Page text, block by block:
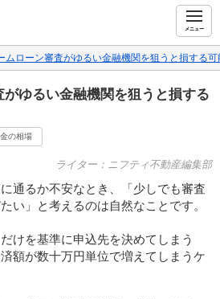
メニュー
ムローン審査がゆるい金融機関を狙うと損する
がゆるい金融機関を狙うと損する
の相場
ライター：ニフティ不動産編集部
通るか不安なとき、「少しでも審査
い」と考えるのは自然なことです。
けを基準に申込先を決めてしまう
額が数十万円単位で増えてしまうケ